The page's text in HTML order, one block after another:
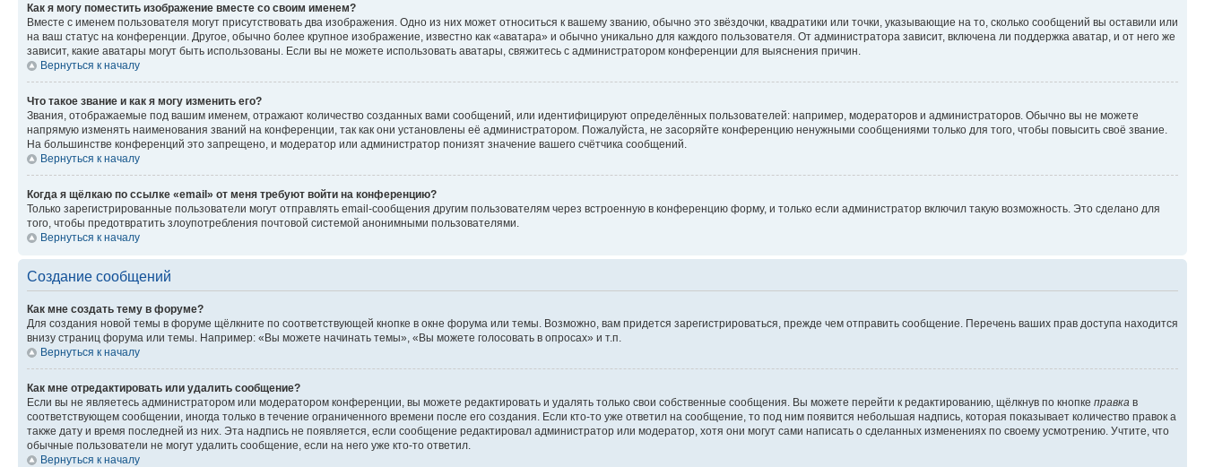
Как я могу поместить изображение вместе со своим именем?
Вместе с именем пользователя могут присутствовать два изображения. Одно из них может относиться к вашему званию, обычно это звёздочки, квадратики или точки, указывающие на то, сколько сообщений вы оставили или
на ваш статус на конференции. Другое, обычно более крупное изображение, известно как «аватара» и обычно уникально для каждого пользователя. От администратора зависит, включена ли поддержка аватар, и от него же
зависит, какие аватары могут быть использованы. Если вы не можете использовать аватары, свяжитесь с администратором конференции для выяснения причин.
Вернуться к началу
Что такое звание и как я могу изменить его?
Звания, отображаемые под вашим именем, отражают количество созданных вами сообщений, или идентифицируют определённых пользователей: например, модераторов и администраторов. Обычно вы не можете
напрямую изменять наименования званий на конференции, так как они установлены её администратором. Пожалуйста, не засоряйте конференцию ненужными сообщениями только для того, чтобы повысить своё звание.
На большинстве конференций это запрещено, и модератор или администратор понизят значение вашего счётчика сообщений.
Вернуться к началу
Когда я щёлкаю по ссылке «email» от меня требуют войти на конференцию?
Только зарегистрированные пользователи могут отправлять email-сообщения другим пользователям через встроенную в конференцию форму, и только если администратор включил такую возможность. Это сделано для
того, чтобы предотвратить злоупотребления почтовой системой анонимными пользователями.
Вернуться к началу
Создание сообщений
Как мне создать тему в форуме?
Для создания новой темы в форуме щёлкните по соответствующей кнопке в окне форума или темы. Возможно, вам придется зарегистрироваться, прежде чем отправить сообщение. Перечень ваших прав доступа находится
внизу страниц форума или темы. Например: «Вы можете начинать темы», «Вы можете голосовать в опросах» и т.п.
Вернуться к началу
Как мне отредактировать или удалить сообщение?
Если вы не являетесь администратором или модератором конференции, вы можете редактировать и удалять только свои собственные сообщения. Вы можете перейти к редактированию, щёлкнув по кнопке правка в
соответствующем сообщении, иногда только в течение ограниченного времени после его создания. Если кто-то уже ответил на сообщение, то под ним появится небольшая надпись, которая показывает количество правок а
также дату и время последней из них. Эта надпись не появляется, если сообщение редактировал администратор или модератор, хотя они могут сами написать о сделанных изменениях по своему усмотрению. Учтите, что
обычные пользователи не могут удалить сообщение, если на него уже кто-то ответил.
Вернуться к началу